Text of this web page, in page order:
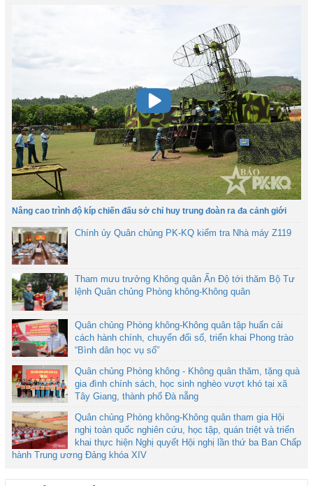
Nâng cao trình độ kíp chiến đấu sở chỉ huy trung đoàn ra đa cảnh giới
Chính ủy Quân chủng PK-KQ kiểm tra Nhà máy Z119
Tham mưu trưởng Không quân Ấn Độ tới thăm Bộ Tư
lệnh Quân chủng Phòng không-Không quân
Quân chủng Phòng không-Không quân tập huấn cải
cách hành chính, chuyển đổi số, triển khai Phong trào
“Bình dân học vụ số”
Quân chủng Phòng không - Không quân thăm, tặng quà
gia đình chính sách, học sinh nghèo vượt khó tại xã
Tây Giang, thành phố Đà nẵng
Quân chủng Phòng không-Không quân tham gia Hội
nghị toàn quốc nghiên cứu, học tập, quán triệt và triển
khai thực hiện Nghị quyết Hội nghị lần thứ ba Ban Chấp
hành Trung ương Đảng khóa XIV